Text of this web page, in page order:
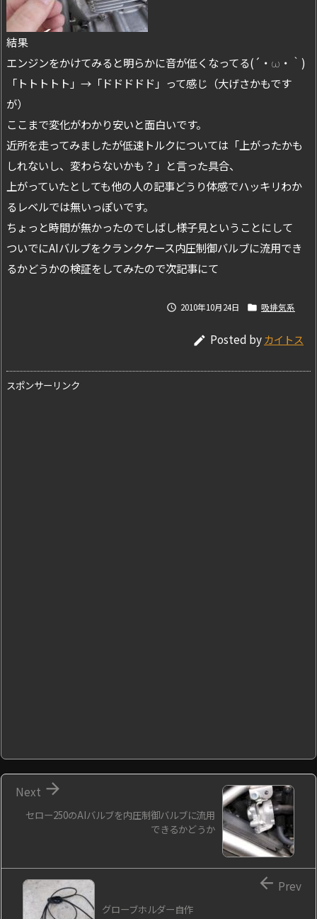
結果
エンジンをかけてみると明らかに音が低くなってる(´・ω・｀)
「トトトトト」→「ドドドドド」って感じ（大げさかもです
が）
ここまで変化がわかり安いと面白いです。
近所を走ってみましたが低速トルクについては「上がったかも
しれないし、変わらないかも？」と言った具合、
上がっていたとしても他の人の記事どうり体感でハッキリわか
るレベルでは無いっぽいです。
ちょっと時間が無かったのでしばし様子見ということにして
ついでにAIバルブをクランクケース内圧制御バルブに流用でき
るかどうかの検証をしてみたので次記事にて
 2010年10月24日  吸排気系
 Posted byカイトス
スポンサーリンク
セロー250のAIバルブを内圧制御バルブに流用
できるかどうか

Next
グローブホルダー自作
 Prev